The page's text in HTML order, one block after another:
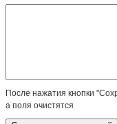
После нажатия кнопки
а поля очистятся